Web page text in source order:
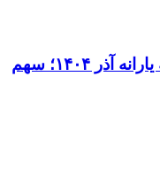
افزایش قابل توجه یارانه آذر ۱۴۰۴؛ سهم